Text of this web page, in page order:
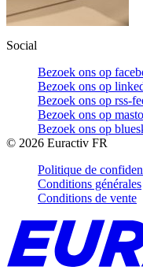
Social
Bezoek ons op
Bezoek ons op
Bezoek ons op rss-
Bezoek ons op
Bezoek ons op
© 2026 Euractiv FR
Politique de
Conditions générales
Conditions de vente